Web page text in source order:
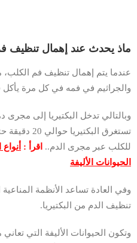
ماذ يحدث عند إهمال تنظيف
عندما يتم إهمال تنظيف فم الكلب،
والجراثيم في فمه في كل مرة يأكل
وبالتالي تدخل البكتيريا إلى
تستغرق
للكلب عبر مجرى الدم.. اقرأ :
الحيوانات الأليفة
وفي العادة تساعد الأنظمة
تنظيف الدم من البكتيريا.
وتكون الحيوانات الأليفة التي